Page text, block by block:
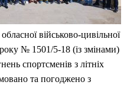
військово-цивільної
року № 1501/5-18 (із змінами)
спортсменів з літніх
та погоджено з